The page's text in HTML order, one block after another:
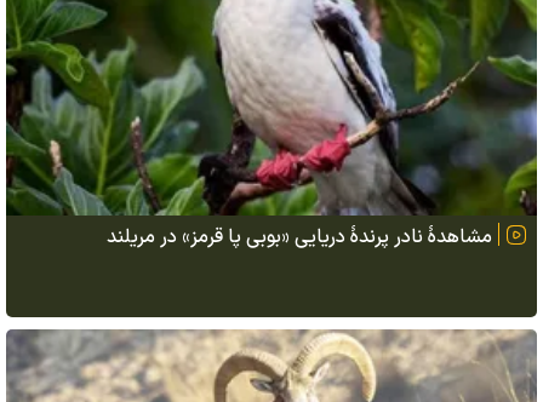
مشاهدهٔ نادر پرندهٔ دریایی «بوبی پا قرمز» در مریلند